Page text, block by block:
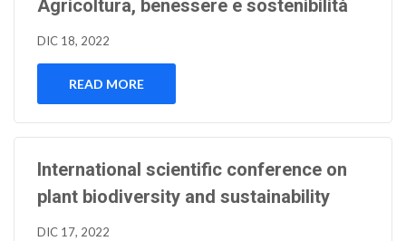
Agricoltura, benessere e sostenibilità
DIC 18, 2022
READ MORE
International scientific conference on
plant biodiversity and sustainability
DIC 17, 2022